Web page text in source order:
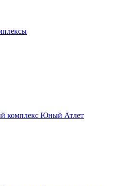
комплекс Юный Атлет